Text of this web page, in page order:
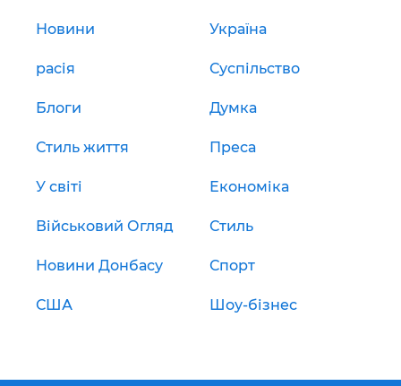
Новини Україна
расія Суспільство
Блоги Думка
Стиль життя Преса
У світі Економіка
Військовий Огляд Стиль
Новини Донбасу Спорт
США Шоу-бізнес